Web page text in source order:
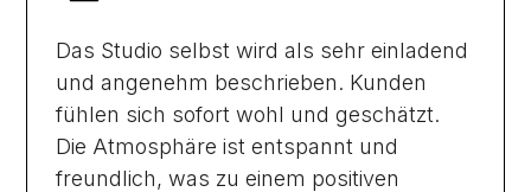
Das Studio selbst wird als sehr einladend
und angenehm beschrieben. Kunden
fühlen sich sofort wohl und geschätzt.
Die Atmosphäre ist entspannt und
freundlich, was zu einem positiven